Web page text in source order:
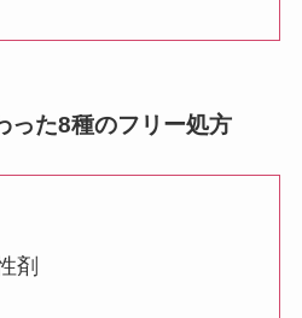
った8種のフリー処方
剤